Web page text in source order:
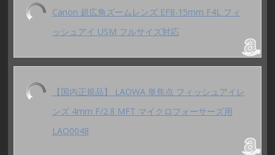
Canon 超広角ズームレンズ EF8-15mm F4L フィ
ッシュアイ USM フルサイズ対応
【国内正規品】 LAOWA 単焦点 フィッシュアイレ
ンズ 4mm F/2.8 MFT マイクロフォーサーズ用
LAO0048